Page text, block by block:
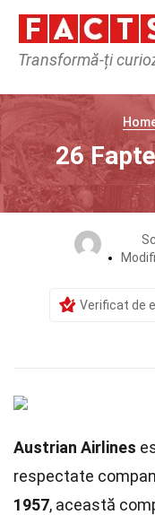
Transformă-ți
26
Verificat de
Austrian Airlines
respectate
1957, această